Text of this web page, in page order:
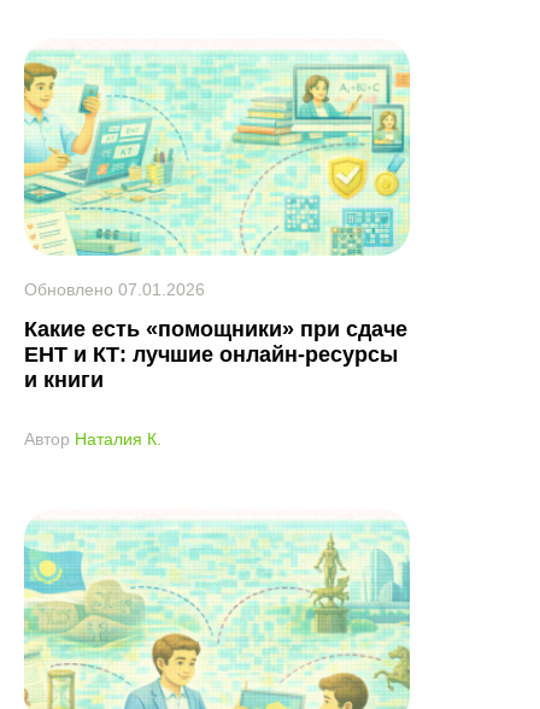
Обновлено 07.01.2026
Какие есть «помощники» при сдаче
ЕНТ и КТ: лучшие онлайн-ресурсы
и книги
Автор Наталия К.